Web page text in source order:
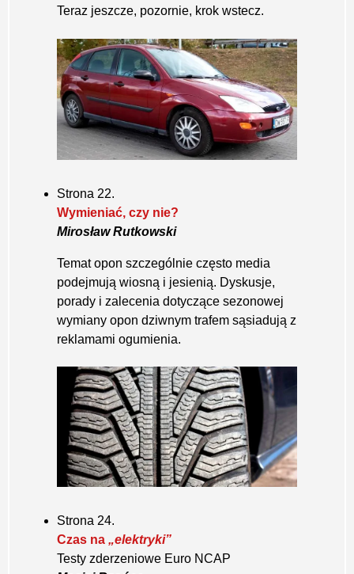
Teraz jeszcze, pozornie, krok wstecz.
Strona 22.
Wymieniać, czy nie?
Mirosław Rutkowski
Temat opon szczególnie często media
podejmują wiosną i jesienią. Dyskusje,
porady i zalecenia dotyczące sezonowej
wymiany opon dziwnym trafem sąsiadują z
reklamami ogumienia.
Strona 24.
Czas na „elektryki”
Testy zderzeniowe Euro NCAP